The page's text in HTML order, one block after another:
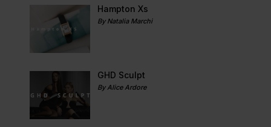
Hampton Xs
By Natalia Marchi
GHD Sculpt
By Alice Ardore